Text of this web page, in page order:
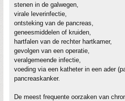
stenen in de galwegen,
virale leverinfectie,
ontsteking van de pancreas,
geneesmiddelen of kruiden,
hartfalen van de rechter hartkamer,
gevolgen van een operatie,
veralgemeende infectie,
voeding via een katheter in een ader
pancreaskanker.
De meest frequente oorzaken van